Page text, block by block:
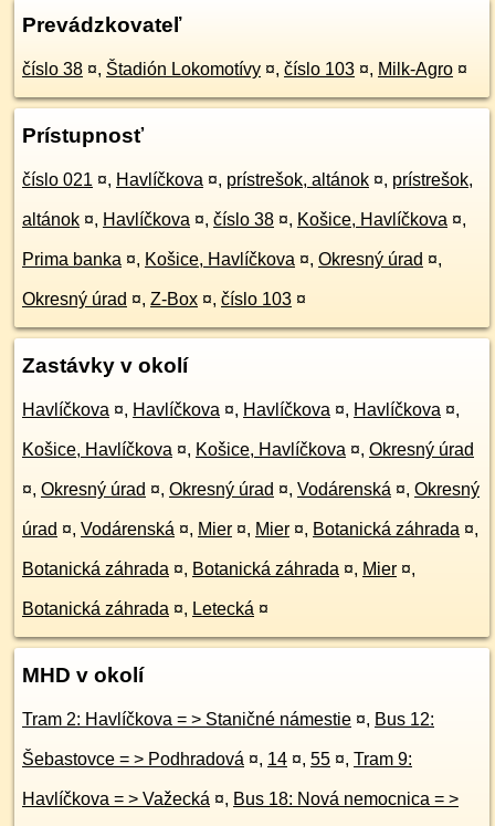
Prevádzkovateľ
číslo 38 ¤, Štadión Lokomotívy ¤, číslo 103 ¤, Milk-Agro ¤
Prístupnosť
číslo 021 ¤, Havlíčkova ¤, prístrešok, altánok ¤, prístrešok,
altánok ¤, Havlíčkova ¤, číslo 38 ¤, Košice, Havlíčkova ¤,
Prima banka ¤, Košice, Havlíčkova ¤, Okresný úrad ¤,
Okresný úrad ¤, Z-Box ¤, číslo 103 ¤
Zastávky v okolí
Havlíčkova ¤, Havlíčkova ¤, Havlíčkova ¤, Havlíčkova ¤,
Košice, Havlíčkova ¤, Košice, Havlíčkova ¤, Okresný úrad
¤, Okresný úrad ¤, Okresný úrad ¤, Vodárenská ¤, Okresný
úrad ¤, Vodárenská ¤, Mier ¤, Mier ¤, Botanická záhrada ¤,
Botanická záhrada ¤, Botanická záhrada ¤, Mier ¤,
Botanická záhrada ¤, Letecká ¤
MHD v okolí
Tram 2: Havlíčkova = > Staničné námestie ¤, Bus 12:
Šebastovce = > Podhradová ¤, 14 ¤, 55 ¤, Tram 9:
Havlíčkova = > Važecká ¤, Bus 18: Nová nemocnica = >